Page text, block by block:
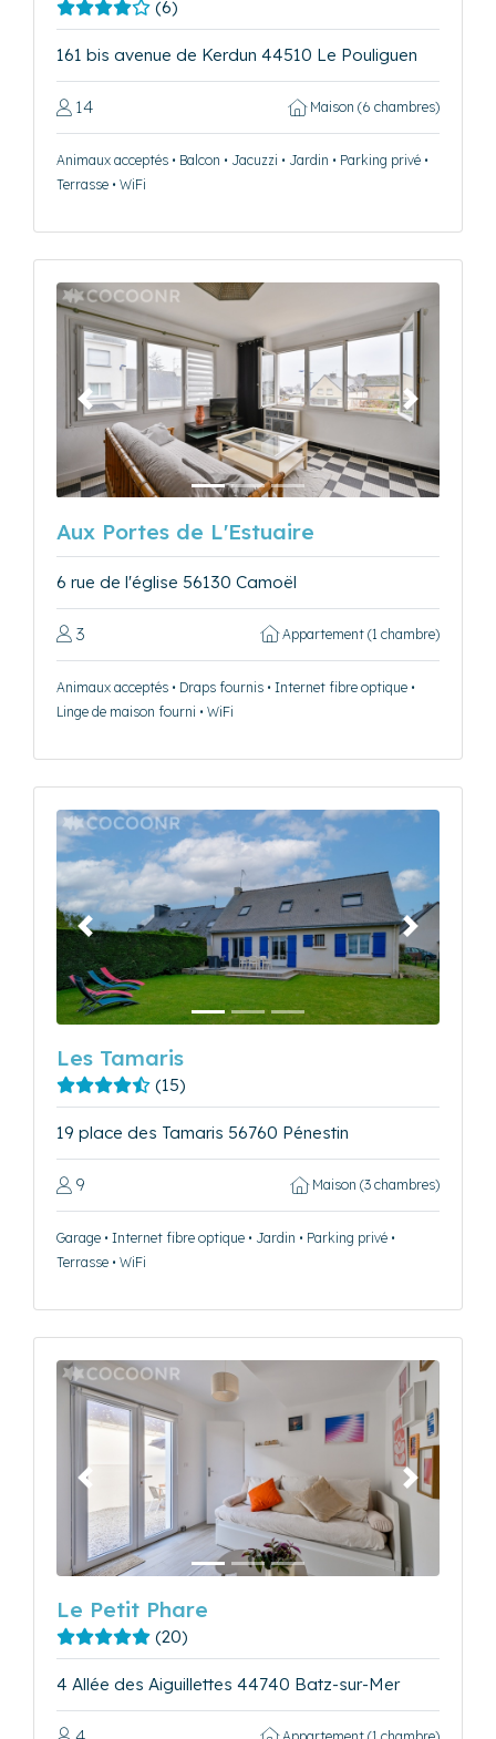
(6)
161 bis avenue de Kerdun 44510 Le Pouliguen
14 Maison (6 chambres)
Animaux acceptés • Balcon • Jacuzzi • Jardin • Parking privé •
Terrasse • WiFi
Précédent Suivant
Aux Portes de L'Estuaire
6 rue de l'église 56130 Camoël
3 Appartement (1 chambre)
Animaux acceptés • Draps fournis • Internet fibre optique •
Linge de maison fourni • WiFi
Précédent Suivant
Les Tamaris
(15)
19 place des Tamaris 56760 Pénestin
9 Maison (3 chambres)
Garage • Internet fibre optique • Jardin • Parking privé •
Terrasse • WiFi
Précédent Suivant
Le Petit Phare
(20)
4 Allée des Aiguillettes 44740 Batz-sur-Mer